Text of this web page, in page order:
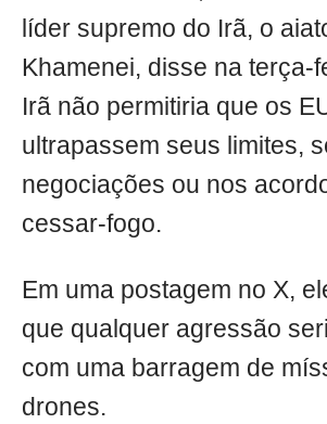
líder supremo do Irã, o
Khamenei, disse na terça-
Irã não permitiria que os
ultrapassem seus limites,
negociações ou nos
cessar-fogo.
Em uma postagem no X,
que qualquer agressão
com uma barragem de
drones.